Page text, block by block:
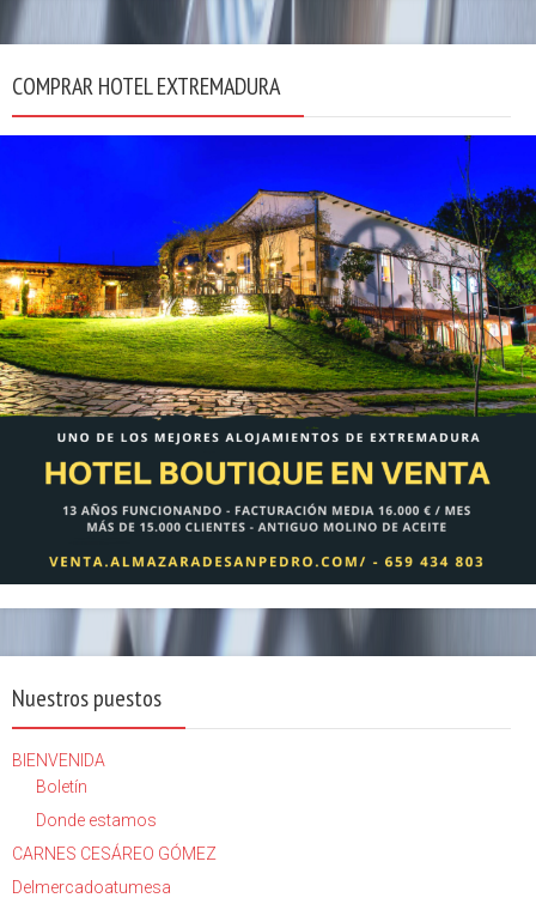
COMPRAR HOTEL EXTREMADURA
Nuestros puestos
BIENVENIDA
Boletín
Donde estamos
CARNES CESÁREO GÓMEZ
Delmercadoatumesa